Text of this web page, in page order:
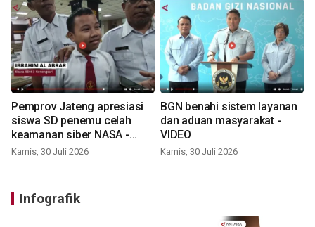
Pemprov Jateng apresiasi
siswa SD penemu celah
keamanan siber NASA -
VIDEO
Kamis, 30 Juli 2026
BGN benahi sistem layanan
dan aduan masyarakat -
VIDEO
Kamis, 30 Juli 2026
Infografik